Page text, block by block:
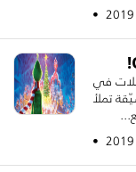
العطلات في
تملأ